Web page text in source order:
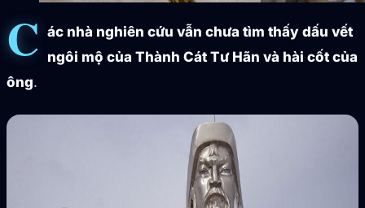
C ác nhà nghiên cứu vẫn chưa tìm thấy dấu vết
ngôi mộ của Thành Cát Tư Hãn và hài cốt của
ông.